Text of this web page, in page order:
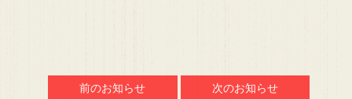
前のお知らせ 次のお知らせ